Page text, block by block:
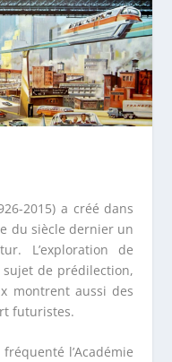
2015) a créé dans
du siècle dernier un
L’exploration de
sujet de prédilection,
montrent aussi des
futuristes.
l’Académie